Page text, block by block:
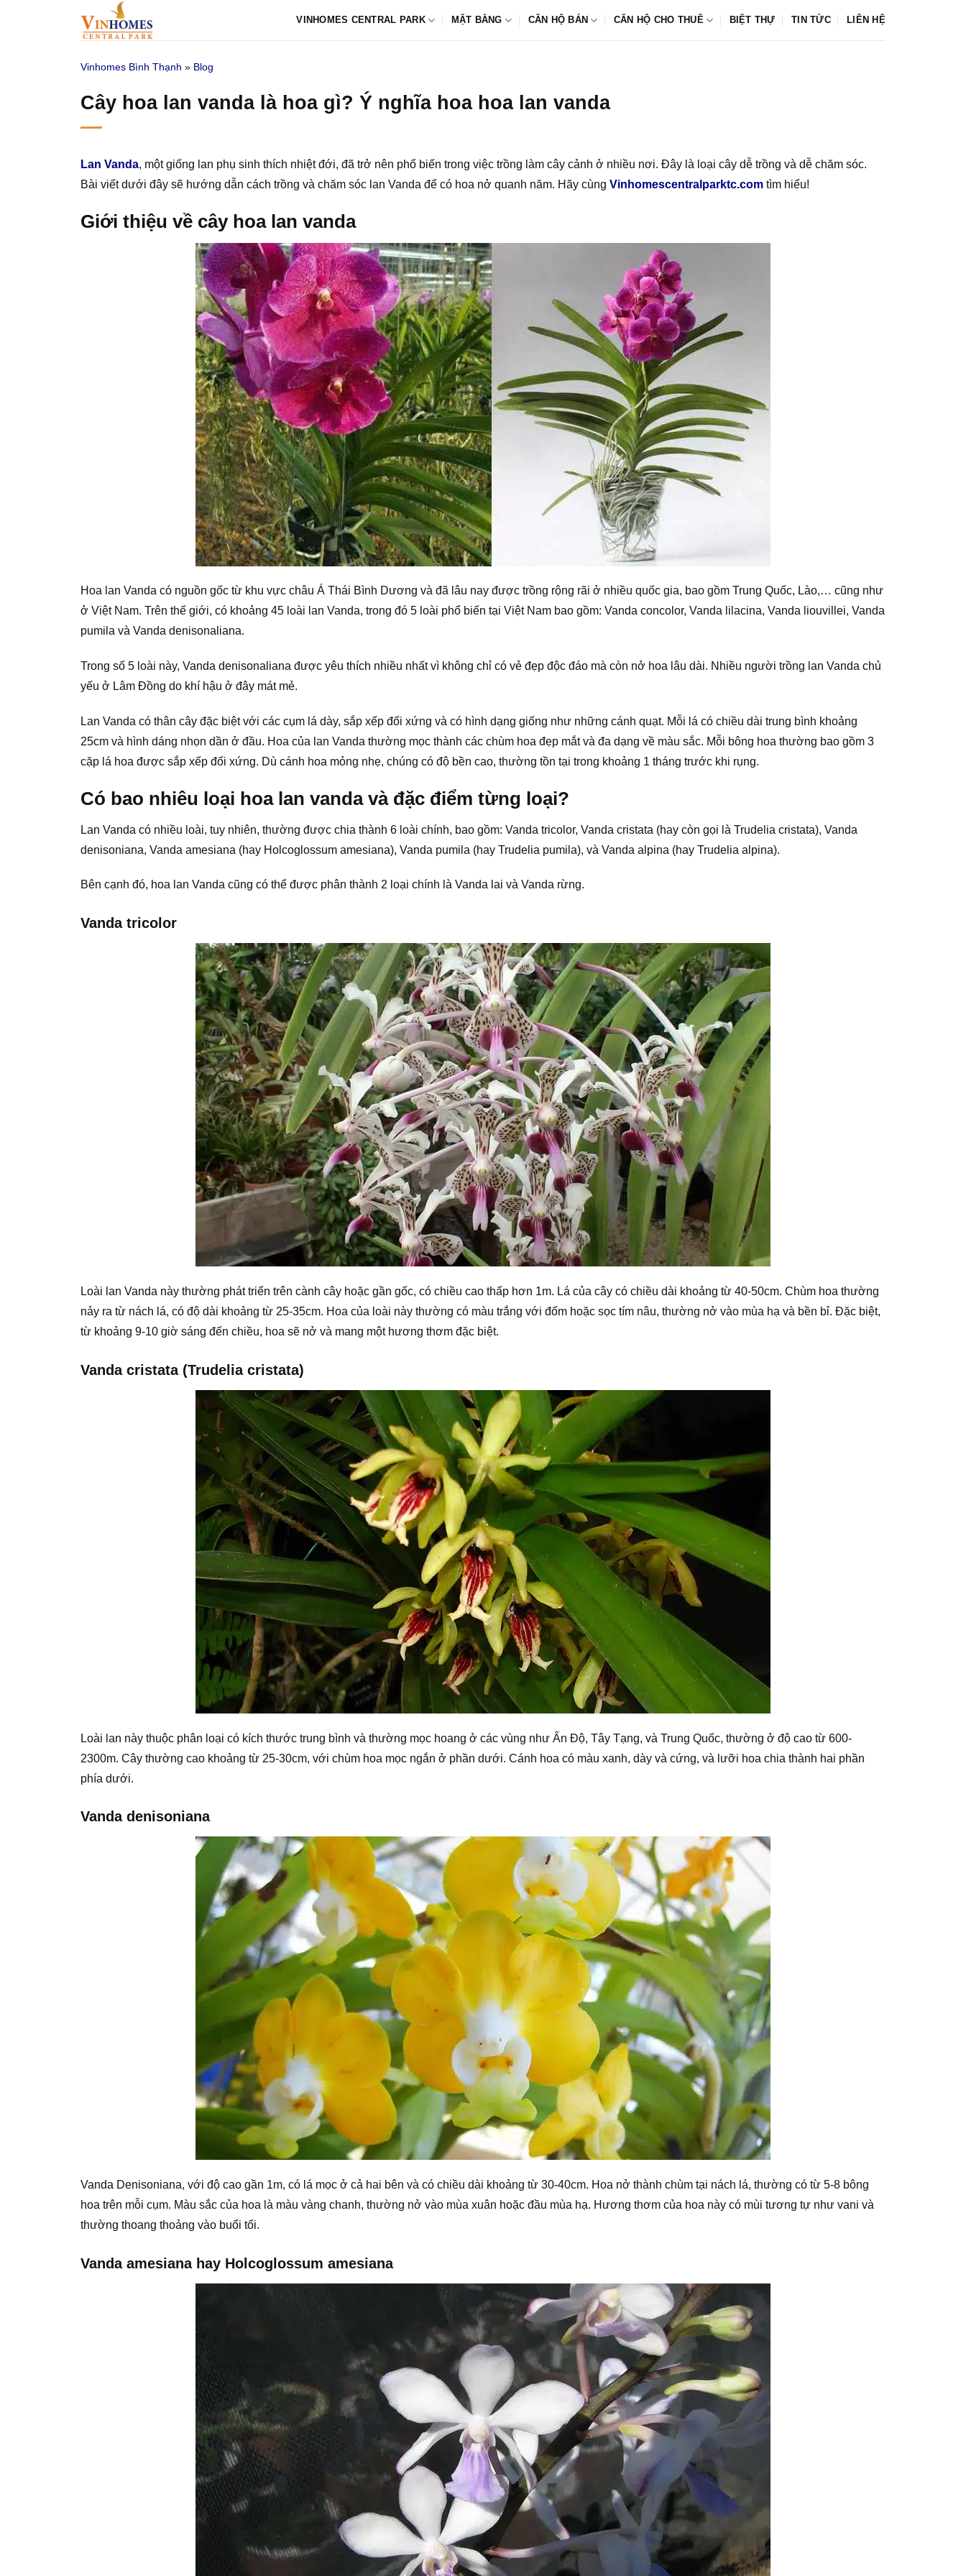
VINHOMES CENTRAL PARK MẶT BẰNG CĂN HỘ BÁN CĂN HỘ CHO THUÊ BIỆT THỰ TIN TỨC LIÊN HỆ
Vinhomes Bình Thạnh » Blog
Cây hoa lan vanda là hoa gì? Ý nghĩa hoa hoa lan vanda
Lan Vanda, một giống lan phụ sinh thích nhiệt đới, đã trở nên phổ biến trong việc trồng làm cây cảnh ở nhiều nơi. Đây là loại cây dễ trồng và dễ chăm sóc.
Bài viết dưới đây sẽ hướng dẫn cách trồng và chăm sóc lan Vanda để có hoa nở quanh năm. Hãy cùng Vinhomescentralparktc.com tìm hiểu!
Giới thiệu về cây hoa lan vanda
Hoa lan Vanda có nguồn gốc từ khu vực châu Á Thái Bình Dương và đã lâu nay được trồng rộng rãi ở nhiều quốc gia, bao gồm Trung Quốc, Lào,… cũng như
ở Việt Nam. Trên thế giới, có khoảng 45 loài lan Vanda, trong đó 5 loài phổ biến tại Việt Nam bao gồm: Vanda concolor, Vanda lilacina, Vanda liouvillei, Vanda
pumila và Vanda denisonaliana.
Trong số 5 loài này, Vanda denisonaliana được yêu thích nhiều nhất vì không chỉ có vẻ đẹp độc đáo mà còn nở hoa lâu dài. Nhiều người trồng lan Vanda chủ
yếu ở Lâm Đồng do khí hậu ở đây mát mẻ.
Lan Vanda có thân cây đặc biệt với các cụm lá dày, sắp xếp đối xứng và có hình dạng giống như những cánh quạt. Mỗi lá có chiều dài trung bình khoảng
25cm và hình dáng nhọn dần ở đầu. Hoa của lan Vanda thường mọc thành các chùm hoa đẹp mắt và đa dạng về màu sắc. Mỗi bông hoa thường bao gồm 3
cặp lá hoa được sắp xếp đối xứng. Dù cánh hoa mỏng nhẹ, chúng có độ bền cao, thường tồn tại trong khoảng 1 tháng trước khi rụng.
Có bao nhiêu loại hoa lan vanda và đặc điểm từng loại?
Lan Vanda có nhiều loài, tuy nhiên, thường được chia thành 6 loài chính, bao gồm: Vanda tricolor, Vanda cristata (hay còn gọi là Trudelia cristata), Vanda
denisoniana, Vanda amesiana (hay Holcoglossum amesiana), Vanda pumila (hay Trudelia pumila), và Vanda alpina (hay Trudelia alpina).
Bên cạnh đó, hoa lan Vanda cũng có thể được phân thành 2 loại chính là Vanda lai và Vanda rừng.
Vanda tricolor
Loài lan Vanda này thường phát triển trên cành cây hoặc gần gốc, có chiều cao thấp hơn 1m. Lá của cây có chiều dài khoảng từ 40-50cm. Chùm hoa thường
nảy ra từ nách lá, có độ dài khoảng từ 25-35cm. Hoa của loài này thường có màu trắng với đốm hoặc sọc tím nâu, thường nở vào mùa hạ và bền bỉ. Đặc biệt,
từ khoảng 9-10 giờ sáng đến chiều, hoa sẽ nở và mang một hương thơm đặc biệt.
Vanda cristata (Trudelia cristata)
Loài lan này thuộc phân loại có kích thước trung bình và thường mọc hoang ở các vùng như Ấn Độ, Tây Tạng, và Trung Quốc, thường ở độ cao từ 600-
2300m. Cây thường cao khoảng từ 25-30cm, với chùm hoa mọc ngắn ở phần dưới. Cánh hoa có màu xanh, dày và cứng, và lưỡi hoa chia thành hai phần
phía dưới.
Vanda denisoniana
Vanda Denisoniana, với độ cao gần 1m, có lá mọc ở cả hai bên và có chiều dài khoảng từ 30-40cm. Hoa nở thành chùm tại nách lá, thường có từ 5-8 bông
hoa trên mỗi cụm. Màu sắc của hoa là màu vàng chanh, thường nở vào mùa xuân hoặc đầu mùa hạ. Hương thơm của hoa này có mùi tương tự như vani và
thường thoang thoảng vào buổi tối.
Vanda amesiana hay Holcoglossum amesiana